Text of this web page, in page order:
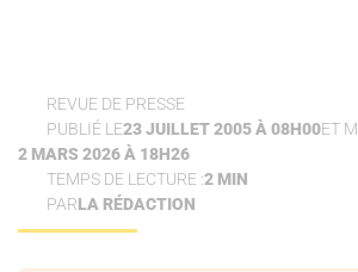
REVUE DE PRESSE
PUBLIÉ LE23 JUILLET 2005 À 08H00ET
2 MARS 2026 À 18H26
TEMPS DE LECTURE :2 MIN
PARLA RÉDACTION